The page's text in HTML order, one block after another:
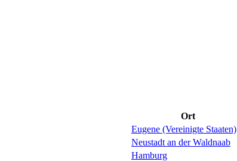
Ort
Eugene (Vereinigte Staaten)
Neustadt an der Waldnaab
Hamburg